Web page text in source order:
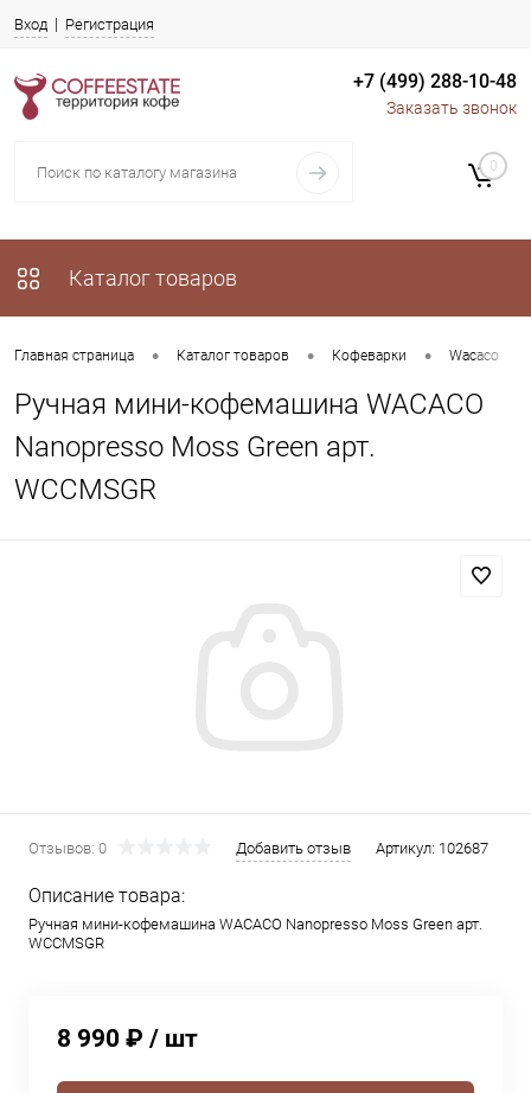
Вход Регистрация
+7 (499) 288-10-48
Заказать звонок
Каталог товаров
0
Главная страница • Каталог товаров • Кофеварки • Wacaco
Ручная мини-кофемашина WACACO
Nanopresso Moss Green арт.
WCCMSGR
Отзывов: 0 Добавить отзыв Артикул: 102687
Описание товара:
Ручная мини-кофемашина WACACO Nanopresso Moss Green арт.
WCCMSGR
8 990 ₽ / шт